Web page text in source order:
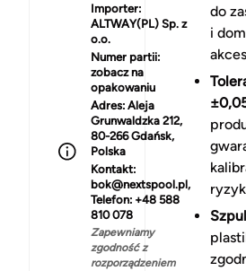
Importer:
ALTWAY(PL) Sp. z
o.o.
Numer partii:
zobacz na
opakowaniu
Adres: Aleja
Grunwaldzka 212,
80-266 Gdańsk,
Polska
Kontakt:
bok@nextspool.pl,
Telefon: +48 588
810 078
Zapewniamy
zgodność z
rozporządzeniem
do
i